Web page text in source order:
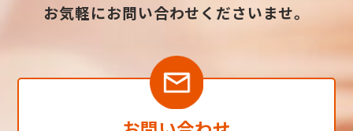
お気軽にお問い合わせくださいませ。